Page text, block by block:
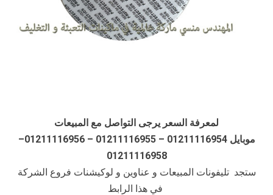
لمعرفة السعر يرجى التواصل مع المبيعات
موبايل 01211116954 – 01211116955 – 01211116956–
01211116958
ستجد تليفونات المبيعات و عناوين و لوكيشنات فروع الشركة
في هذا الرابط